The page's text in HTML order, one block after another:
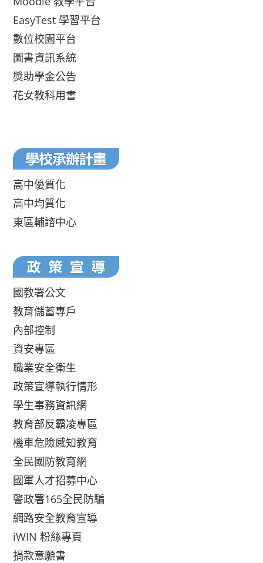
EasyTest 學習平台
數位校園平台
圖書資訊系統
獎助學金公告
花女教科用書
高中優質化
高中均質化
東區輔諮中心
國教署公文
教育儲蓄專戶
內部控制
資安專區
職業安全衛生
政策宣導執行情形
學生事務資訊網
教育部反霸凌專區
機車危險感知教育
全民國防教育網
國軍人才招募中心
警政署165全民防騙
網路安全教育宣導
iWIN 粉絲專頁
捐款意願書